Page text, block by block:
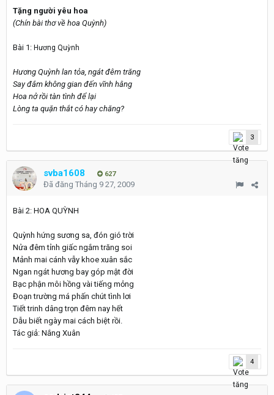
Tặng người yêu hoa
(Chín bài thơ về hoa Quỳnh)
Bài 1: Hương Quỳnh
Hương Quỳnh lan tỏa, ngát đêm trăng
Say đắm không gian đến vĩnh hằng
Hoa nở rồi tàn tình để lại
Lòng ta quặn thắt có hay chăng?
3
svba1608 627
Đã đăng Tháng 9 27, 2009
Bài 2: HOA QUỲNH
Quỳnh hứng sương sa, đón gió trời
Nửa đêm tỉnh giấc ngắm trăng soi
Mảnh mai cánh vẫy khoe xuân sắc
Ngan ngát hương bay góp mật đời
Bạc phận môi hồng vài tiếng mỏng
Đoạn trường má phấn chút tình lơi
Tiết trinh dâng trọn đêm nay hết
Dẫu biết ngày mai cách biệt rồi.
Tác giả: Nắng Xuân
4